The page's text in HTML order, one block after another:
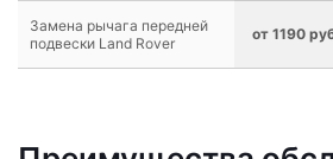
Замена рычага передней
подвески Land Rover
от 1190